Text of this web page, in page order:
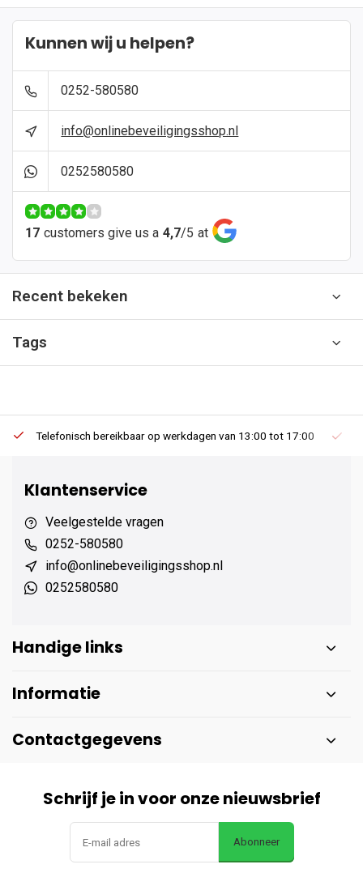
Kunnen wij u helpen?
0252-580580
info@onlinebeveiligingsshop.nl
0252580580
17 customers give us a 4,7/5 at
Recent bekeken
Tags
Telefonisch bereikbaar op werkdagen van 13:00 tot 17:00
Klantenservice
Veelgestelde vragen
0252-580580
info@onlinebeveiligingsshop.nl
0252580580
Handige links
Informatie
Contactgegevens
Schrijf je in voor onze nieuwsbrief
Abonneer